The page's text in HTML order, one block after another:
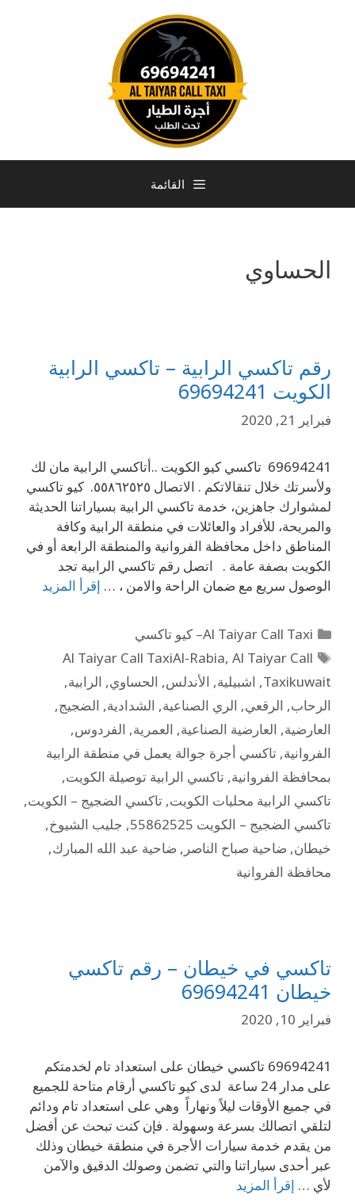
القائمة
الحساوي
رقم تاكسي الرابية – تاكسي الرابية
الكويت 69694241
فبراير 21, 2020
69694241 تاكسي كيو الكويت ..أتاكسي الرابية مان لك
ولأسرتك خلال تنقالاتكم . الاتصال ٥٥٨٦٢٥٢٥. كيو تاكسي
لمشوارك جاهزين، خدمة تاكسي الرابية بسياراتنا الحديثة
والمريحة، للأفراد والعائلات في منطقة الرابية وكافة
المناطق داخل محافظة الفروانية والمنطقة الرابعة أو في
الكويت بصفة عامة . اتصل رقم تاكسي الرابية تجد
الوصول سريع مع ضمان الراحة والامن ، … إقرأ المزيد
Al Taiyar Call Taxi– كيو تاكسي
Al Taiyar Call TaxiAl-Rabia, Al Taiyar Call
Taxikuwait
, اشبيلية, الأندلس, الحساوي, الرابية,
الرحاب, الرقعي, الري الصناعية, الشدادية, الضجيج,
العارضية, العارضية الصناعية, العمرية, الفردوس,
الفروانية, تاكسي أجرة جوالة يعمل في منطقة الرابية
بمحافظة الفروانية, تاكسي الرابية توصيلة الكويت,
تاكسي الرابية محليات الكويت, تاكسي الضجيج – الكويت,
تاكسي الضجيج – الكويت 55862525
, جليب الشيوخ,
خيطان, ضاحية صباح الناصر , ضاحية عبد الله المبارك,
محافظة الفروانية
تاكسي في خيطان – رقم تاكسي
خيطان 69694241
فبراير 10, 2020
69694241 تاكسي خيطان على استعداد تام لخدمتكم
على مدار 24 ساعة لدى كيو تاكسي أرقام متاحة للجميع
في جميع الأوقات ليلاً ونهاراً وهي على استعداد تام ودائم
لتلقي اتصالك بسرعة وسهولة . فإن كنت تبحث عن أفضل
من يقدم خدمة سيارات الأجرة في منطقة خيطان وذلك
عبر أحدى سياراتنا والتي تضمن وصولك الدقيق والآمن
لأي … إقرأ المزيد